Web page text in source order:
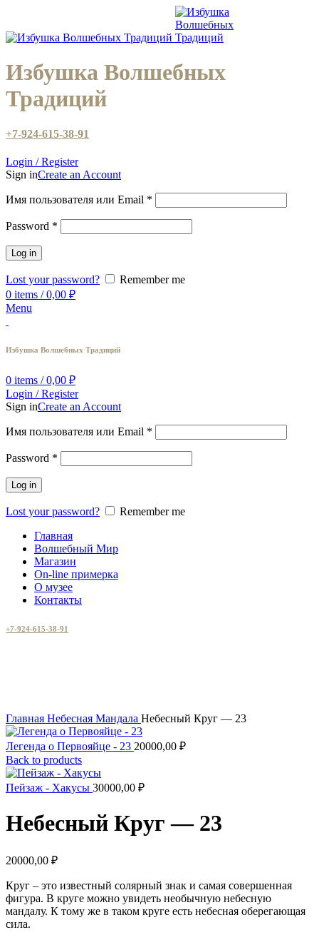
Избушка Волшебных
Традиций
+7-924-615-38-91
Login / Register
Sign inCreate an Account
Имя пользователя или Email *
Password *
Log in
Lost your password?
Remember me
0 items / 0,00 ₽
Menu
Избушка Волшебных Традиций
0 items / 0,00 ₽
Login / Register
Sign inCreate an Account
Имя пользователя или Email *
Password *
Log in
Lost your password?
Remember me
Главная
Волшебный Мир
Магазин
On-line примерка
О музее
Контакты
+7-924-615-38-91
Главная Небесная Мандала Небесный Круг — 23
Легенда о Первояйце - 23 20000,00 ₽
Back to products
Пейзаж - Хакусы 30000,00 ₽
Небесный Круг — 23
20000,00 ₽
Круг – это известный солярный знак и самая совершенная
фигура. В круге можно увидеть необычную небесную
мандалу. К тому же в таком круге есть небесная оберегающая
сила.